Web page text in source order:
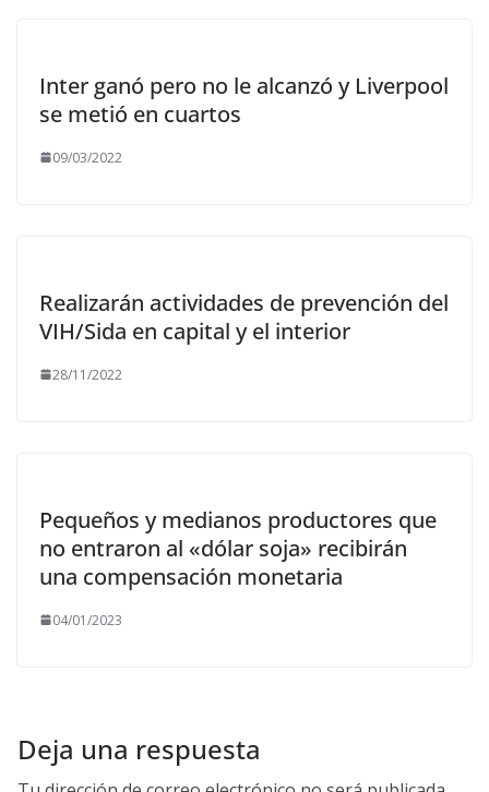
Inter ganó pero no le alcanzó y Liverpool
se metió en cuartos
09/03/2022
Realizarán actividades de prevención del
VIH/Sida en capital y el interior
28/11/2022
Pequeños y medianos productores que
no entraron al «dólar soja» recibirán
una compensación monetaria
04/01/2023
Deja una respuesta